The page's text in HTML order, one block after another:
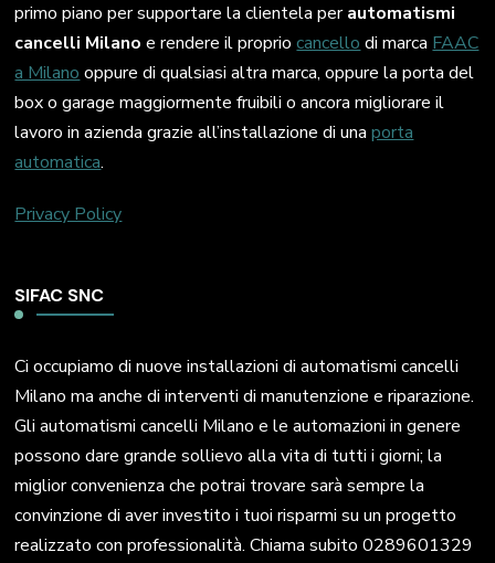
primo piano per supportare la clientela perautomatismi
cancelli Milano e rendere il propriocancello di marca FAAC
a Milano oppure di qualsiasi altra marca, oppure la porta del
box o garage maggiormente fruibili o ancora migliorare il
lavoro in azienda grazie all’installazione di unaporta
automatica.
Privacy Policy
SIFAC SNC
Ci occupiamo di nuove installazioni di automatismi cancelli
Milano ma anche di interventi di manutenzione e riparazione.
Gli automatismi cancelli Milano e le automazioni in genere
possono dare grande sollievo alla vita di tutti i giorni; la
miglior convenienza che potrai trovare sarà sempre la
convinzione di aver investito i tuoi risparmi su un progetto
realizzato con professionalità. Chiama subito 0289601329